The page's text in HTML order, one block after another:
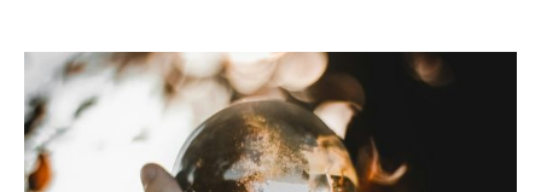
の辺りは疑問でした。 皆さんのレビュー見たりもしたん
ですが、自分の環境でも効果があるのかよく分からなか
ったので、買うことにしました。 商品紹介 買ったのは
タイトルにもある通りBenQのScreenBar Proです。
【BenQ公式店】BenQ ScreenBar Pro スクリーンバーモ